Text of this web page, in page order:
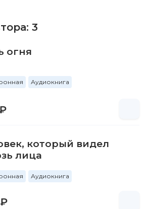
3
огня
Аудиокнига
который видел
лица
Аудиокнига